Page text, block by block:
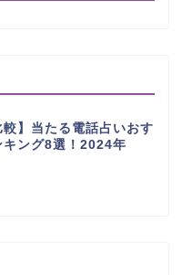
較】当たる電話占いおす
キング8選！2024年